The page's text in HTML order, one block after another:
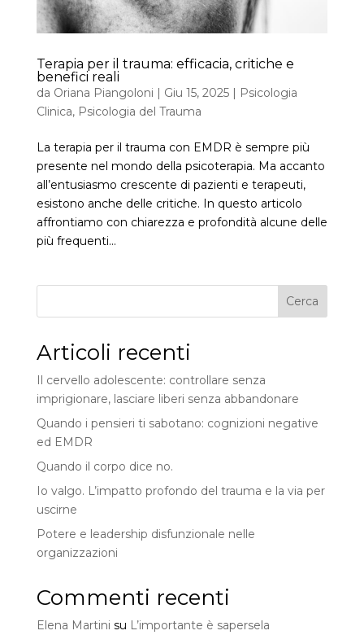
Terapia per il trauma: efficacia, critiche e
benefici reali
da Oriana Piangoloni | Giu 15, 2025| Psicologia
Clinica, Psicologia del Trauma
La terapia per il trauma con EMDR è sempre più
presente nel mondo della psicoterapia. Ma accanto
all’entusiasmo crescente di pazienti e terapeuti,
esistono anche delle critiche. In questo articolo
affrontiamo con chiarezza e profondità alcune delle
più frequenti...
Cerca
Articoli recenti
Il cervello adolescente: controllare senza
imprigionare, lasciare liberi senza abbandonare
Quando i pensieri ti sabotano: cognizioni negative
ed EMDR
Quando il corpo dice no.
Io valgo. L’impatto profondo del trauma e la via per
uscirne
Potere e leadership disfunzionale nelle
organizzazioni
Commenti recenti
Elena Martini su L’importante è sapersela